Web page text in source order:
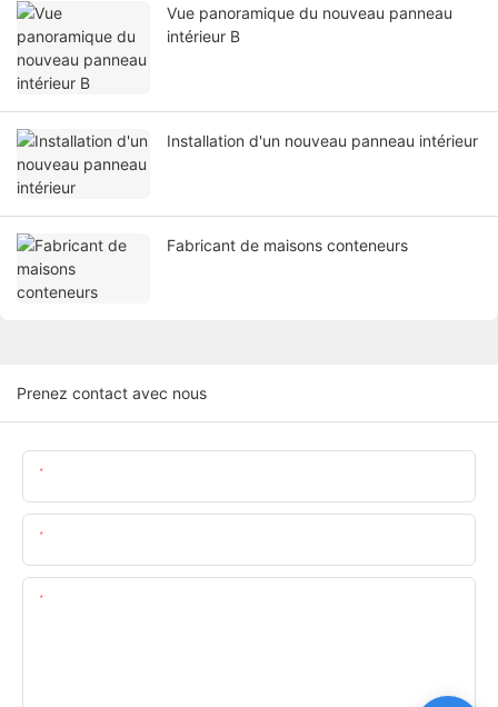
Vue panoramique du nouveau panneau
intérieur B
Installation d'un nouveau panneau intérieur
Fabricant de maisons conteneurs
Prenez contact avec nous